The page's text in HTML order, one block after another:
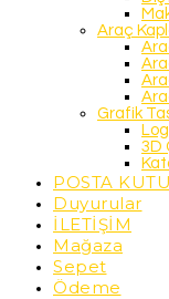
Araç
Grafik
3D
POSTA
Duyurular
İLETİŞİM
Mağaza
Sepet
Ödeme